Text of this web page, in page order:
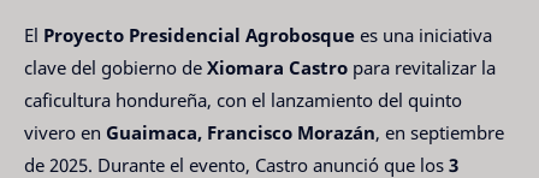
El Proyecto Presidencial Agrobosque es una iniciativa
clave del gobierno de Xiomara Castro para revitalizar la
caficultura hondureña, con el lanzamiento del quinto
vivero en Guaimaca, Francisco Morazán, en septiembre
de 2025. Durante el evento, Castro anunció que los 3